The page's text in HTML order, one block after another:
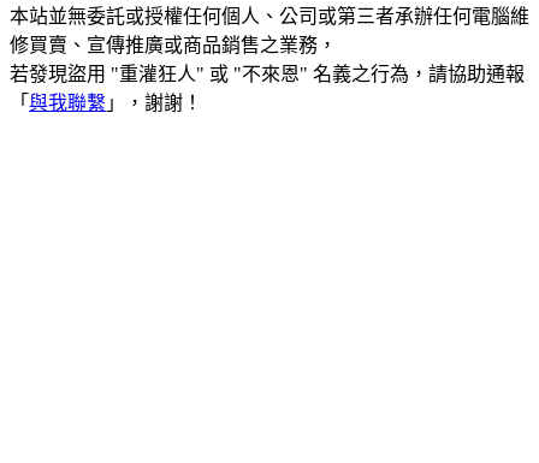
本站並無委託或授權任何個人、公司或第三者承辦任何電腦維
修買賣、宣傳推廣或商品銷售之業務，
若發現盜用 "重灌狂人" 或 "不來恩" 名義之行為，請協助通報
「 與我聯繫 」，謝謝！